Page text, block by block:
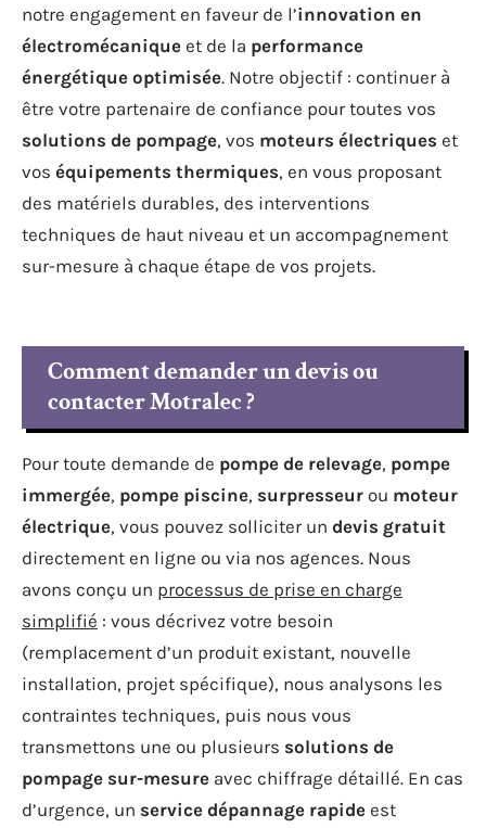
notre engagement en faveur de l’innovation en
électromécanique et de la performance
énergétique optimisée. Notre objectif : continuer à
être votre partenaire de confiance pour toutes vos
solutions de pompage, vos moteurs électriques et
vos équipements thermiques, en vous proposant
des matériels durables, des interventions
techniques de haut niveau et un accompagnement
sur-mesure à chaque étape de vos projets.
Comment demander un devis ou
contacter Motralec ?
Pour toute demande de pompe de relevage, pompe
immergée, pompe piscine, surpresseur ou moteur
électrique, vous pouvez solliciter un devis gratuit
directement en ligne ou via nos agences. Nous
avons conçu un processus de prise en charge
simplifié : vous décrivez votre besoin
(remplacement d’un produit existant, nouvelle
installation, projet spécifique), nous analysons les
contraintes techniques, puis nous vous
transmettons une ou plusieurs solutions de
pompage sur-mesure avec chiffrage détaillé. En cas
d’urgence, un service dépannage rapide est